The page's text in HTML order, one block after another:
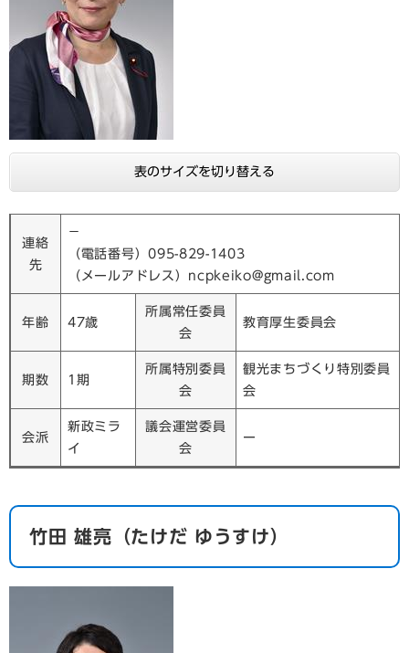
表のサイズを切り替える
連絡
先
－
（電話番号）095-829-1403
（メールアドレス）ncpkeiko@gmail.com
年齢 47歳
所属常任委員
会
教育厚生委員会
期数 1期
所属特別委員
会
観光まちづくり特別委員
会
会派
新政ミラ
イ
議会運営委員
会
ー
​竹田 雄亮（たけだ ゆうすけ）